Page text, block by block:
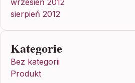
wrzesień 2012
sierpień 2012
Kategorie
Bez kategorii
Produkt